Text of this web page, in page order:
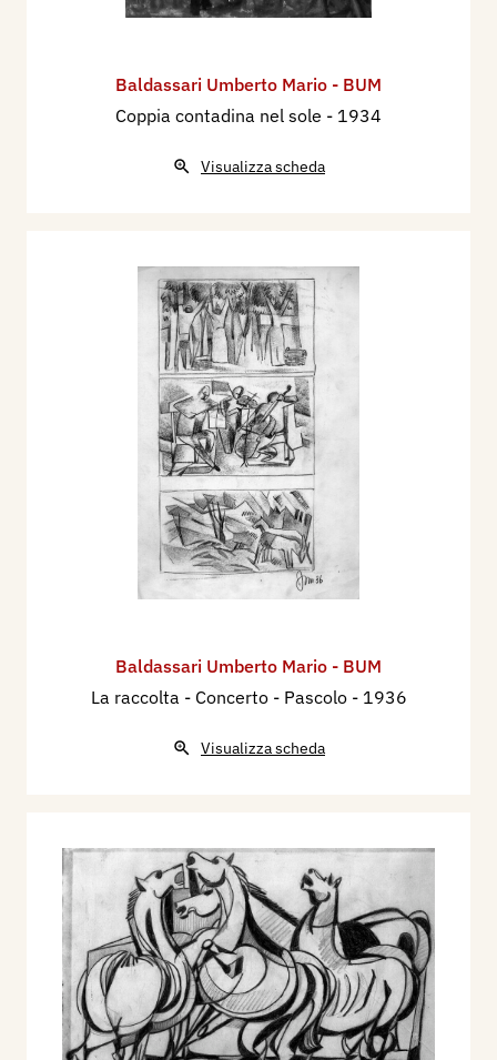
Baldassari Umberto Mario - BUM
Coppia contadina nel sole - 1934
Visualizza scheda
Baldassari Umberto Mario - BUM
La raccolta - Concerto - Pascolo - 1936
Visualizza scheda